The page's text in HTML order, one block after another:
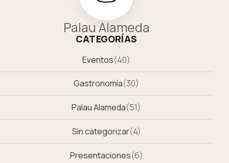
Palau Alameda
CATEGORÍAS
Eventos(40)
Gastronomía(30)
Palau Alameda(51)
Sin categorizar(4)
Presentaciones(6)